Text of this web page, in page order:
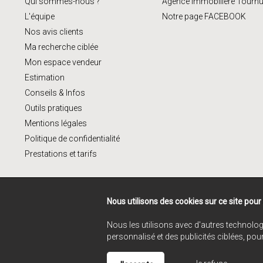
L'équipe
Nos avis clients
Ma recherche ciblée
Mon espace vendeur
Estimation
Conseils & Infos
Outils pratiques
Mentions légales
Politique de confidentialité
Prestations et tarifs
Notre page FACEBOOK
Nous utilisons des cookies sur ce site
Nous les utilisons avec d'autres
personnalisé et des publicités ciblées,